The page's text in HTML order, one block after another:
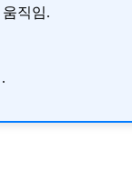
직임.